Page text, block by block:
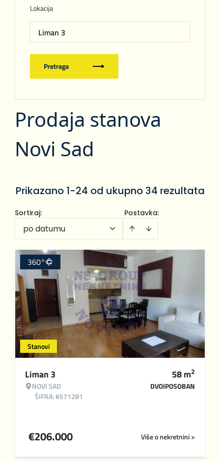
Lokacija
Liman 3
Pretraga
Prodaja stanova
Novi Sad
Prikazano 1-24 od ukupno 34 rezultata
Postavka:
Sortiraj:
po datumu
Stanovi
360°
Liman 3
NOVI SAD
ŠIFRA: #571281
58m2
DVOIPOSOBAN
Više o nekretnini >
€206.000